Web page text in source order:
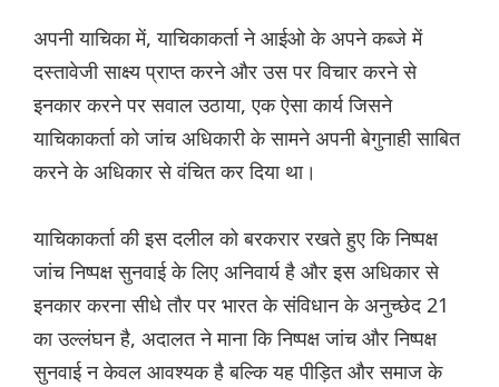
अपनी याचिका में, याचिकाकर्ता ने आईओ के अपने कब्जे में
दस्तावेजी साक्ष्य प्राप्त करने और उस पर विचार करने से
इनकार करने पर सवाल उठाया, एक ऐसा कार्य जिसने
याचिकाकर्ता को जांच अधिकारी के सामने अपनी बेगुनाही साबित
करने के अधिकार से वंचित कर दिया था।
याचिकाकर्ता की इस दलील को बरकरार रखते हुए कि निष्पक्ष
जांच निष्पक्ष सुनवाई के लिए अनिवार्य है और इस अधिकार से
इनकार करना सीधे तौर पर भारत के संविधान के अनुच्छेद 21
का उल्लंघन है, अदालत ने माना कि निष्पक्ष जांच और निष्पक्ष
सुनवाई न केवल आवश्यक है बल्‍कि यह पीड़ित और समाज के